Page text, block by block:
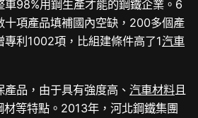
車98%用鋼生產才能的鋼鐵企業。6
十項產品填補國內空缺，200多個產
專利1002項，比組建條件高了1汽車
產品，由于具有強度高、汽車材料且
材等特點。2013年，河北鋼鐵集團